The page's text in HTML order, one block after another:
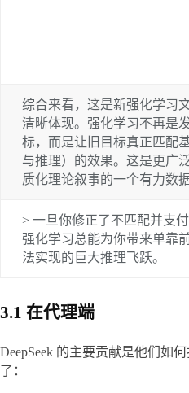
综合来看，这是新强化学习
清晰体现。强化学习不再是
标，而是让旧目标真正匹配
与推理）的效果。这是更广
质化理论叙事的一个有力数据
> 一旦你修正了不匹配并支付
强化学习总能为你带来单靠
法实现的巨大推理飞跃。
3.1 在代理端
DeepSeek 的主要贡献是他们如
了：